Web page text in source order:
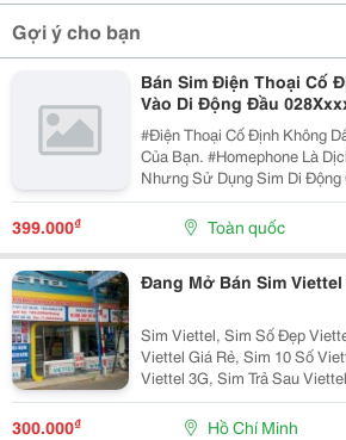
Gợi ý cho bạn
Bán Sim Điện Thoại Cố
Vào Di Động Đầu
Lộc Phát, Số Tiến
#Điện Thoại Cố Định Không
Của Bạn. #Homephone Là
Nhưng Sử Dụng Sim Di Động
Định Và Lắp Vào Máy #Cố
Thoại Di Động, Khách Hàng
399.000₫ Toàn quốc
Đang Mở Bán Sim
Sim Viettel, Sim Số Đẹp
Viettel Giá Rẻ, Sim 10 Số Viettel, Sim
Viettel 3G, Sim Trả Sau
Số Viettel, Số Đẹp Viettel Trung Tâm Dịch Vụ Viettel Địa
Chỉ: 636 Cộng H
300.000₫ Hồ Chí Minh